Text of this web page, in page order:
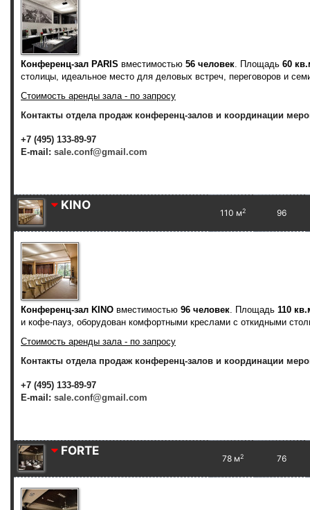
Конференц-зал PARIS вместимостью 56 человек. Площадь 60
столицы, идеальное место для деловых встреч, переговоров и
Стоимость аренды зала - по запросу
Контакты отдела продаж конференц-залов и координации
+7 (495) 133-89-97
E-mail: sale.conf@gmail.com
KINO
110 м2 96
Конференц-зал KINO вместимостью 96 человек. Площадь 110
и кофе-пауз, оборудован комфортными креслами с откидными
Стоимость аренды зала - по запросу
Контакты отдела продаж конференц-залов и координации
+7 (495) 133-89-97
E-mail: sale.conf@gmail.com
FORTE
78 м2 76